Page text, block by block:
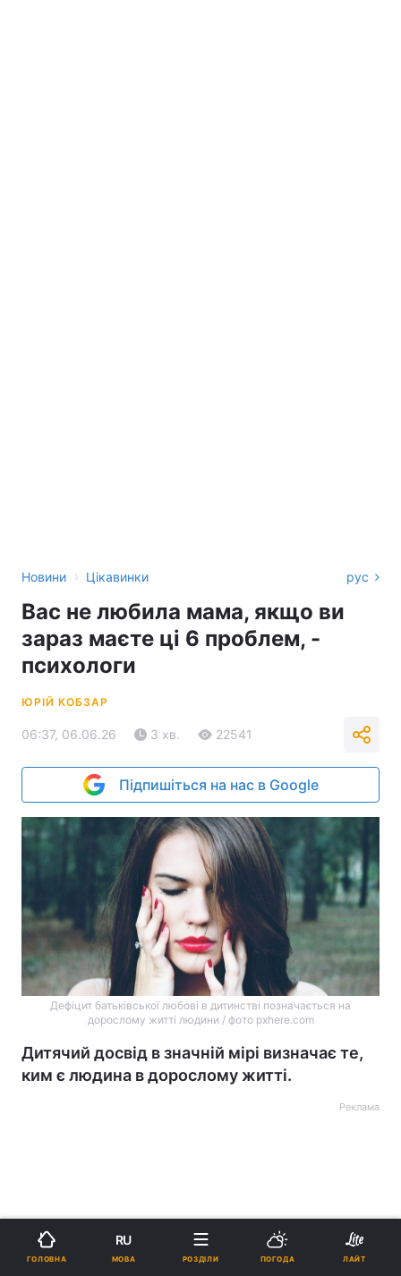
Новини › Цікавинки рус
Вас не любила мама, якщо ви
зараз маєте ці 6 проблем, -
психологи
ЮРІЙ КОБЗАР
06:37, 06.06.26 3 хв. 22541
Підпишіться на нас в Google
Дефіцит батьківської любові в дитинстві позначається на
дорослому житті людини / фото pxhere.com
Дитячий досвід в значній мірі визначає те,
ким є людина в дорослому житті.
Реклама
ad
ГОЛОВНА
RU
МОВА РОЗДІЛИ ПОГОДА ЛАЙТ